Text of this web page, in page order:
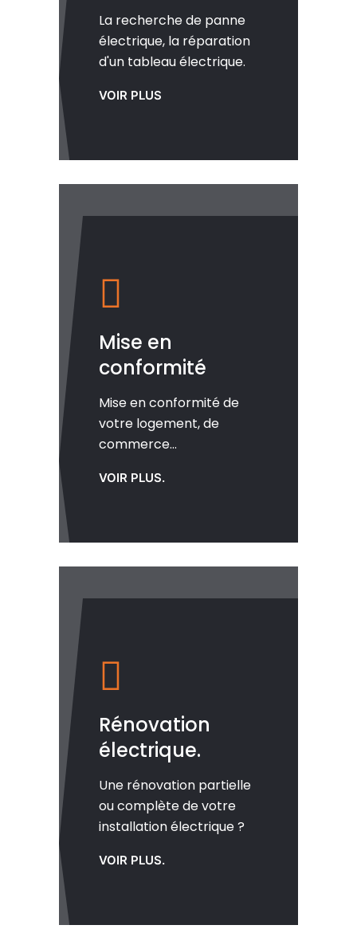
La recherche de panne
électrique, la réparation
d'un tableau électrique.
VOIR PLUS
Mise en
conformité
Mise en conformité de
votre logement, de
commerce...
VOIR PLUS.
Rénovation
électrique.
Une rénovation partielle
ou complète de votre
installation électrique ?
VOIR PLUS.